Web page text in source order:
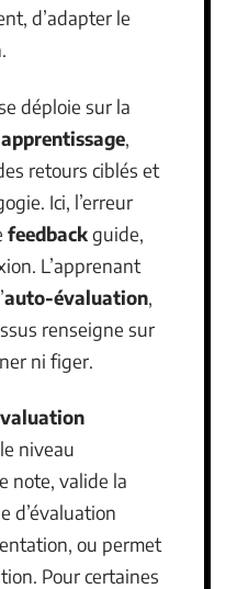
d’adapter le
déploie sur la
apprentissage,
retours ciblés et
Ici, l’erreur
feedbackguide,
L’apprenant
auto-évaluation,
renseigne sur
ni figer.
niveau
note, valide la
d’évaluation
ou permet
Pour certaines